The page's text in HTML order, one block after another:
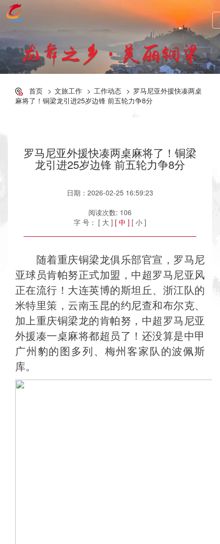
首页 文旅工作 工作动态
罗马尼亚外援快凑两桌
麻将了！铜梁龙引进25岁边锋 前五轮力争8分
罗马尼亚外援快凑两桌麻将了！铜梁
龙引进25岁边锋 前五轮力争8分
日期：2026-02-25 16:59:23
阅读次数: 106
字 号： [ 大 ] [ 中 ] [ 小 ]
随着重庆铜梁龙俱乐部官宣，罗马尼
亚球员肯帕努正式加盟，中超罗马尼亚风
正在流行！大连英博的斯坦丘、浙江队的
米特里策，云南玉昆的约尼查和布尔克、
加上重庆铜梁龙的肯帕努，中超罗马尼亚
外援凑一桌麻将都超员了！还没算是中甲
广州豹的图多列、梅州客家队的波佩斯
库。